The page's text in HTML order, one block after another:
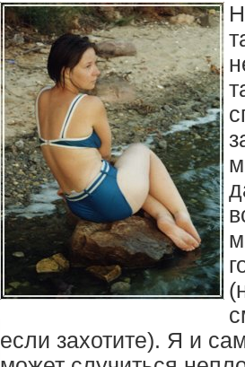
если захотите). Я и